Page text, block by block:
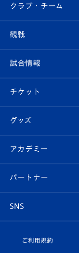
すべて
クラブ
試合情報
チケット
イベント
メディア
ホームタウン
クラブ・チーム
クラブ概要
エンブレム紹介
スタッフプロフィー
マスコット紹介
観戦
観戦ルール
はじめての観戦ガ
Revive Team
ヴィヴィくんの長
試合情報
試合日程/結果
フォトギャラリー
スタジアムグルメ
チケット
チケット
V-LOVERS（ファ
プレイヤーズスイ
グッズ
オンラインショッ
店舗情報
アカデミー
育成からのお知ら
U-18
パートナー
SNS
ご利用規約